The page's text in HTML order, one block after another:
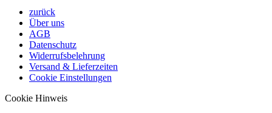
zurück
Über uns
AGB
Datenschutz
Widerrufsbelehrung
Versand & Lieferzeiten
Cookie Einstellungen
Cookie Hinweis